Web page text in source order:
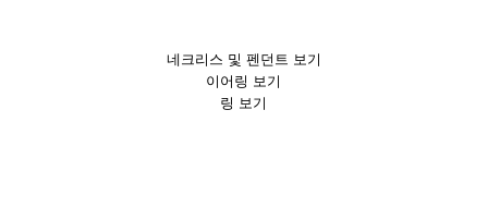
네크리스 및 펜던트 보기
이어링 보기
링 보기